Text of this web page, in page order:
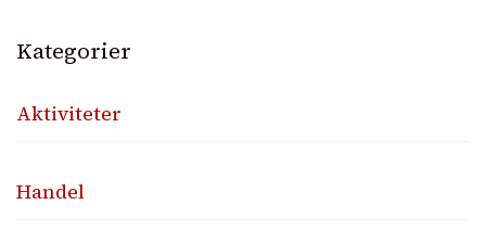
Kategorier
Aktiviteter
Handel